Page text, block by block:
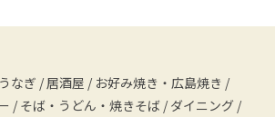
うなぎ / 居酒屋 / お好み焼き・広島焼き /
/ そば・うどん・焼きそば / ダイニング /